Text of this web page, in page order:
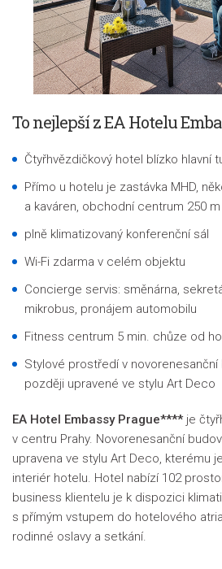
To nejlepší z EA Hotelu
Čtyřhvězdičkový hotel blízko hlavní
Přímo u hotelu je zastávka MHD,
a kaváren, obchodní centrum 250 m
plně klimatizovaný konferenční sál
Wi-Fi zdarma v celém objektu
Concierge servis: směnárna,
mikrobus, pronájem automobilu
Fitness centrum 5 min. chůze od
Stylové prostředí v novorenesanční
později upravené ve stylu Art Deco
EA Hotel Embassy Prague****je
v centru Prahy. Novorenesanční
upravena ve stylu Art Deco, kterému
interiér hotelu. Hotel nabízí 102
business klientelu je k dispozici
s přímým vstupem do hotelového
rodinné oslavy a setkání.